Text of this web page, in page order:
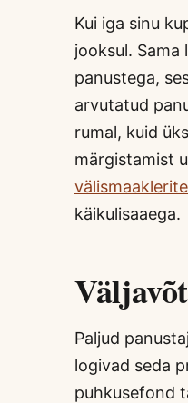
Kui iga sinu
jooksul. Sama
panustega,
arvutatud
rumal, kuid
märgistamist
käikulisaaega.
Paljud
logivad seda
puhkusefond